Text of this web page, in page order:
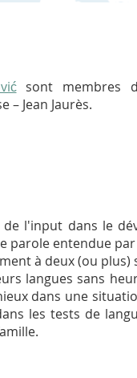
sont membres
– Jean Jaurès.
l'input dans le
parole entendue
à deux (ou plus)
langues sans
dans une
les tests de